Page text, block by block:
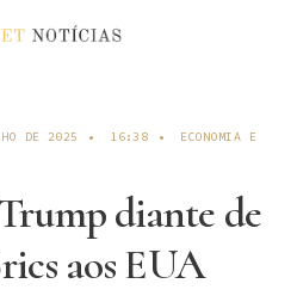
DE 2025 • 16:38 •
ECONOMIA E
diante de
aos EUA